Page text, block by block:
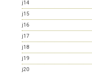
j14
j15
j16
j17
j18
j19
j20